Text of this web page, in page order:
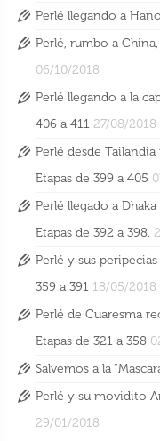
Perlé llegando a
Perlé, rumbo a
06/10/2018
Perlé llegando a la
406 a 411 27/08/2018
Perlé desde
Etapas de 399 a 405
Perlé llegado a
Etapas de 392 a 398.
Perlé y sus peripecias
359 a 391 18/05/2018
Perlé de Cuaresma
Etapas de 321 a 358
Salvemos a la
Perlé y su movidito
29/01/2018